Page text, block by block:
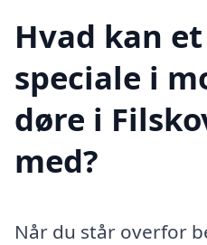
Hvad kan
speciale i
døre i
med?
Når du står overfor